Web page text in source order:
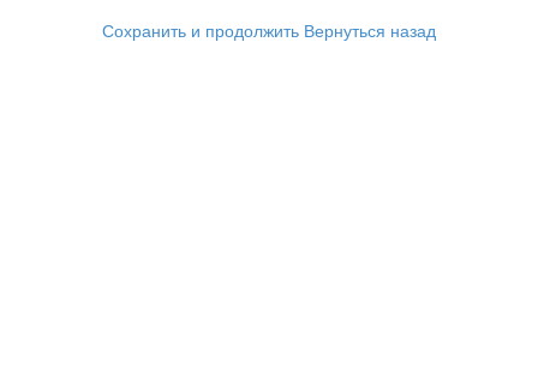
Сохранить и продолжить Вернуться назад